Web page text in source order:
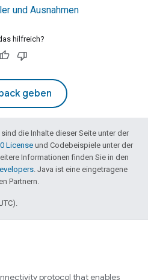
und Ausnahmen
hilfreich?
geben
die Inhalte dieser Seite unter der
License und Codebeispiele unter der
Informationen finden Sie in den
. Java ist eine eingetragene
Partnern.
protocol that enables